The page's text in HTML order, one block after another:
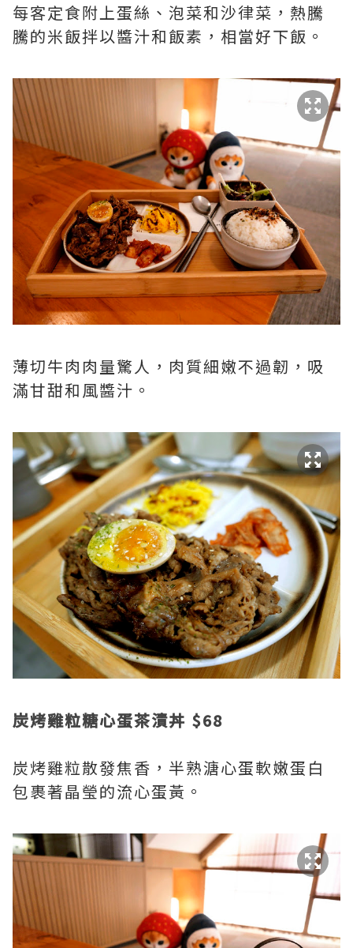
每客定食附上蛋絲、泡菜和沙律菜，熱騰
騰的米飯拌以醬汁和飯素，相當好下飯。
薄切牛肉肉量驚人，肉質細嫩不過韌，吸
滿甘甜和風醬汁。
炭烤雞粒糖心蛋茶漬丼 $68
炭烤雞粒散發焦香，半熟溏心蛋軟嫩蛋白
包裹著晶瑩的流心蛋黃。